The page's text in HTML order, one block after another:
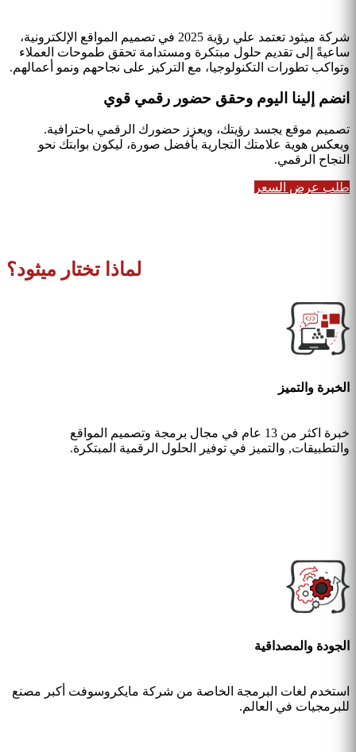
شركة ميثود تعتمد علي رؤية 2025 في تصميم المواقع الإلكترونية،
ساعيةً إلى تقديم حلول مبتكرة ومستدامة تحقق طموحات العملاء
وتواكب تطورات التكنولوجيا، مع التركيز على نجاحهم ونمو أعمالهم.
انضم إلينا اليوم وحقق حضور رقمي قوي
تصميم موقع يجسد رؤيتك، ويعزز حضورك الرقمي باحترافية.
ويعكس هوية علامتك التجارية بأفضل صورة، ليكون بوابتك نحو
النجاح الرقمي.
طلب عرض السعر
لماذا تختار ميثود؟
الخبرة والتميز
خبرة اكثر من 13 عام في مجال برمجة وتصميم المواقع
والتطبيقات, والتميز في توفير الحلول الرقمية المبتكرة.
الجودة والمصداقية
استخدم لغات البرمجة الخاصة من شركة مايكروسوفت أكبر مصنع
للبرمجيات في العالم.